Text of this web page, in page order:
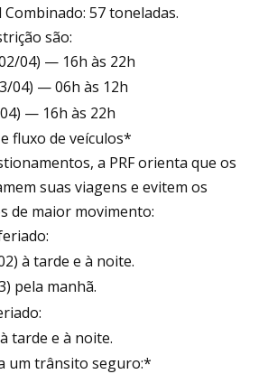
57 toneladas.
são:
04) — 16h às 22h
04) — 06h às 12h
— 16h às 22h
fluxo de veículos*
a PRF orienta que os
suas viagens e evitem os
de maior movimento:
à tarde e à noite.
pela manhã.
tarde e à noite.
um trânsito seguro:*